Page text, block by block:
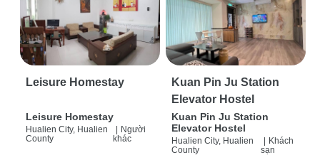
Leisure Homestay
Leisure Homestay
Hualien City, Hualien
County
Người
khác
Kuan Pin Ju Station
Elevator Hostel
Kuan Pin Ju Station
Elevator Hostel
Hualien City, Hualien
County
Khách
sạn